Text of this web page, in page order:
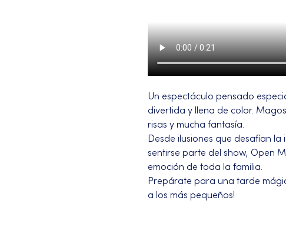
Un espectáculo pensado
divertida y llena de color.
risas y mucha fantasía.
Desde ilusiones que desafían
sentirse parte del show, Open
emoción de toda la familia.
Prepárate para una tarde
a los más pequeños!